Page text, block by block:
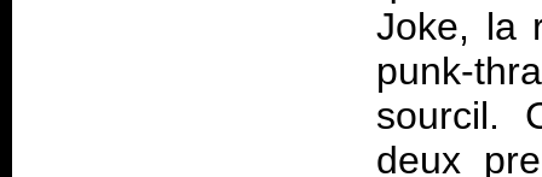
Joke, la
punk-
sourcil.
deux